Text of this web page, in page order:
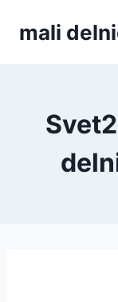
mali